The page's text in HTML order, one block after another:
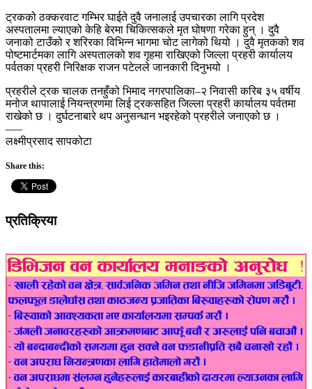
ट्रकको ठक्करवाट गम्भिर घाईते दुवै जनालाई उपचारका लागि प्रदेश
अस्पतालमा ल्याएको केहि बेरमा चिकित्सकले मृत घोषणा गरेका हुन् । दुवै
जनाको टाउँको र शरिरका विभिन्न भागमा चोट लागेको थियो । दुवै मृतकको शव
पोष्टमार्टमका लागि अस्पतालको शव गृहमा राखिएको जिल्ला प्रहरी कार्यालय
पर्वतका प्रहरी निरिक्षक राजन पटेलले जानकारी दिनुभयो ।
प्रहरीले ट्रक चालक तनहुँको भिमाद नगरपालिका–२ निवासी करिब ३५ वर्षीय
मनोज थापालाई नियन्त्रणमा लिई ट्रकसहित जिल्ला प्रहरी कार्यालय पर्वतमा
राखेको छ । दुर्घटनाबारे थप अनुसन्धान भइरहेको प्रहरीले जनाएको छ ।
–––
लक्ष्मीप्रसाद सापकोटा
Share this:
प्रतिक्रिया